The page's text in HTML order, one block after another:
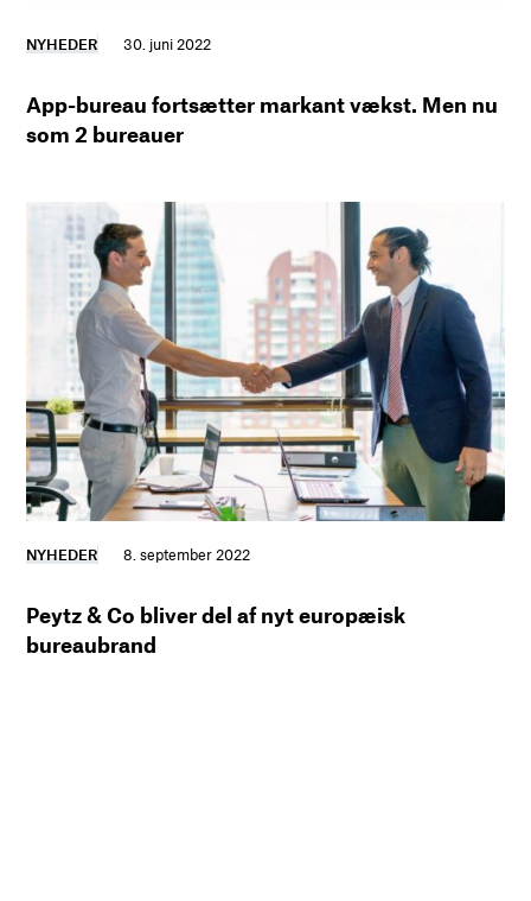
NYHEDER 30. juni 2022
App-bureau fortsætter markant vækst. Men nu
som 2 bureauer
NYHEDER 8. september 2022
Peytz & Co bliver del af nyt europæisk
bureaubrand